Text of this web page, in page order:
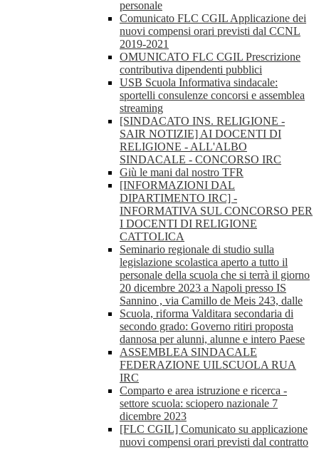
personale
Comunicato FLC CGIL Applicazione dei
nuovi compensi orari previsti dal CCNL
2019-2021
OMUNICATO FLC CGIL Prescrizione
contributiva dipendenti pubblici
USB Scuola Informativa sindacale:
sportelli consulenze concorsi e assemblea
streaming
[SINDACATO INS. RELIGIONE -
SAIR NOTIZIE] AI DOCENTI DI
RELIGIONE - ALL'ALBO
SINDACALE - CONCORSO IRC
Giù le mani dal nostro TFR
[INFORMAZIONI DAL
DIPARTIMENTO IRC] -
INFORMATIVA SUL CONCORSO PER
I DOCENTI DI RELIGIONE
CATTOLICA
Seminario regionale di studio sulla
legislazione scolastica aperto a tutto il
personale della scuola che si terrà il giorno
20 dicembre 2023 a Napoli presso IS
Sannino , via Camillo de Meis 243, dalle
Scuola, riforma Valditara secondaria di
secondo grado: Governo ritiri proposta
dannosa per alunni, alunne e intero Paese
ASSEMBLEA SINDACALE
FEDERAZIONE UILSCUOLA RUA
IRC
Comparto e area istruzione e ricerca -
settore scuola: sciopero nazionale 7
dicembre 2023
[FLC CGIL] Comunicato su applicazione
nuovi compensi orari previsti dal contratto